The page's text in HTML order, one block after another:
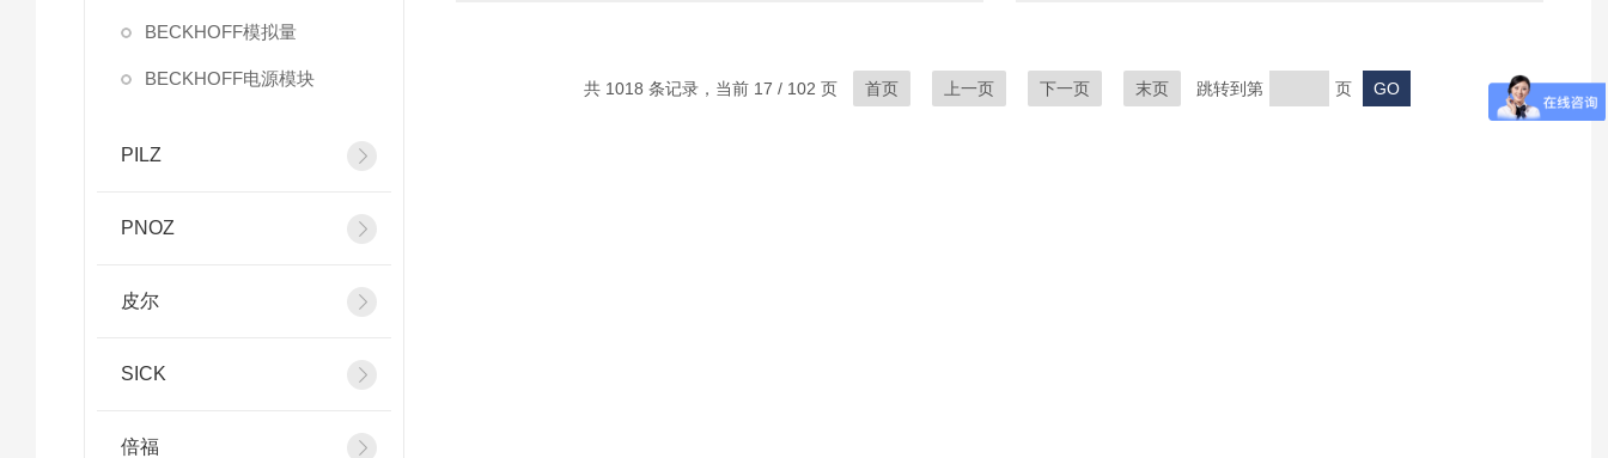
BECKHOFF模拟量
BECKHOFF电源模块
PILZ
PNOZ
皮尔
SICK
倍福
A，效率超90%。其紧凑结构支持热插拔，集成短路
保护与实时状态监测，并通过EtherCAT通信实现智
±0.1%电压/±0.3%电流测量精度，其技术特性契合
半导体制造的严苛需求：超精密测量能力：支持0-1
共 1018 条记录，当前 17 / 102 页 首页 上一页 下一页 末页 跳转到第 页